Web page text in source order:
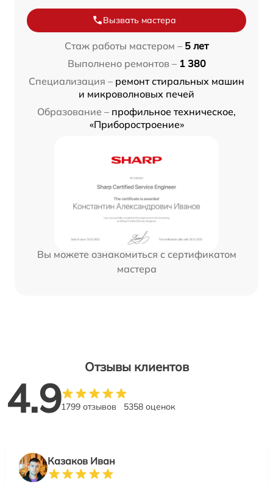
Вызвать мастера
Стаж работы мастером – 5 лет
Выполнено ремонтов – 1 380
Специализация – ремонт стиральных машин
и микроволновых печей
Образование – профильное техническое,
«Приборостроение»
Вы можете ознакомиться с сертификатом
мастера
Отзывы клиентов
4.91799 отзывов 5358 оценок
Казаков Иван